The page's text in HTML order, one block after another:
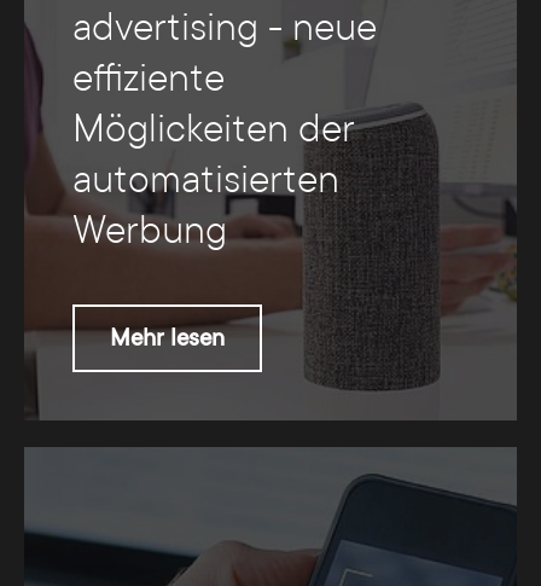
advertising - neue
effiziente
Möglickeiten der
automatisierten
Werbung
Mehr lesen